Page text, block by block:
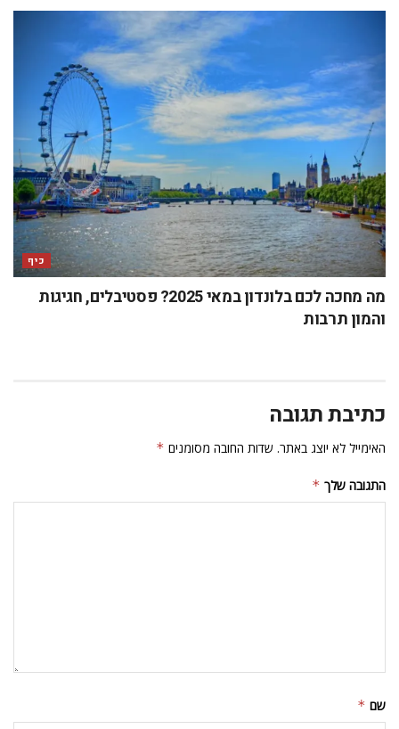
כיף
מה מחכה לכם בלונדון במאי 2025? פסטיבלים, חגיגות
והמון תרבות
כתיבת תגובה
האימייל לא יוצג באתר. שדות החובה מסומנים *
התגובה שלך *
שם *